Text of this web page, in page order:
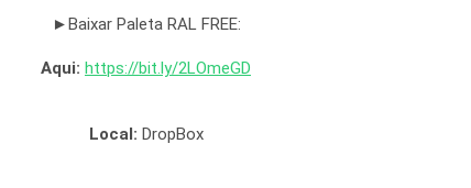
►Baixar Paleta RAL FREE:
Aqui: https://bit.ly/2LOmeGD
Local: DropBox